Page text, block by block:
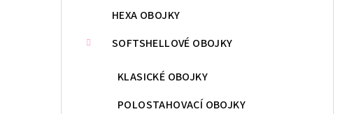
HEXA OBOJKY
SOFTSHELLOVÉ OBOJKY
KLASICKÉ OBOJKY
POLOSTAHOVACÍ OBOJKY